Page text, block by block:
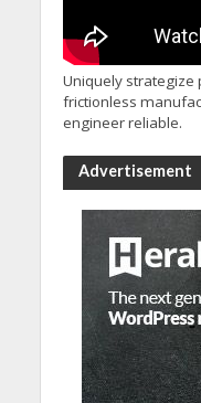
Uniquely
frictionless
engineer reliable.
Advertisement